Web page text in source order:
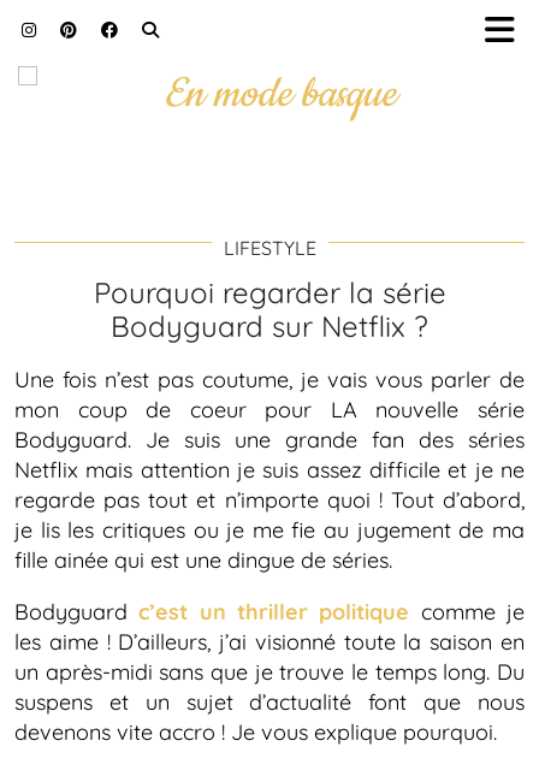
LIFESTYLE
Pourquoi regarder la série
Bodyguard sur Netflix ?
Une fois n’est pas coutume, je vais vous parler de
mon coup de coeur pour LA nouvelle série
Bodyguard. Je suis une grande fan des séries
Netflix mais attention je suis assez difficile et je ne
regarde pas tout et n’importe quoi ! Tout d’abord,
je lis les critiques ou je me fie au jugement de ma
fille ainée qui est une dingue de séries.
Bodyguardc’est un thriller politique comme je
les aime ! D’ailleurs, j’ai visionné toute la saison en
un après-midi sans que je trouve le temps long. Du
suspens et un sujet d’actualité font que nous
devenons vite accro ! Je vous explique pourquoi.